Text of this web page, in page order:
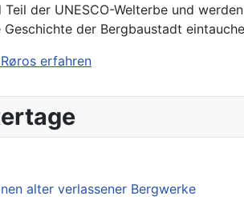
der UNESCO-Welterbe und
der Bergbaustadt
erfahren
alter verlassener Bergwerke